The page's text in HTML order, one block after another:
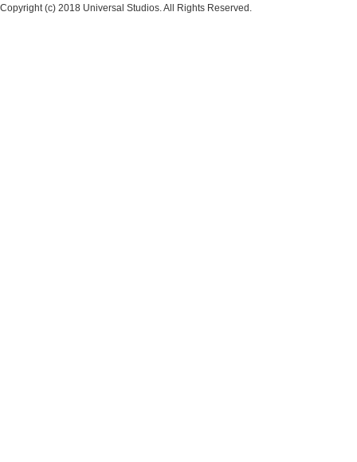
Copyright (c) 2018 Universal Studios. All Rights Reserved.